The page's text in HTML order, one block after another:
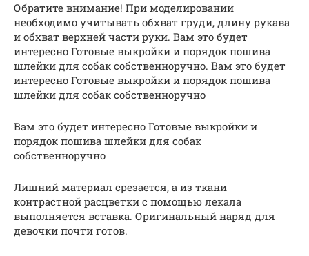
Обратите внимание! При моделировании
необходимо учитывать обхват груди, длину рукава
и обхват верхней части руки. Вам это будет
интересно Готовые выкройки и порядок пошива
шлейки для собак собственноручно. Вам это будет
интересно Готовые выкройки и порядок пошива
шлейки для собак собственноручно
Вам это будет интересно Готовые выкройки и
порядок пошива шлейки для собак
собственноручно
Лишний материал срезается, а из ткани
контрастной расцветки с помощью лекала
выполняется вставка. Оригинальный наряд для
девочки почти готов.